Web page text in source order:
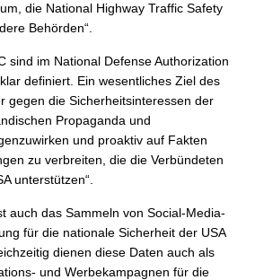
die National Highway Traffic Safety
Behörden“.
sind im National Defense Authorization
definiert. Ein wesentliches Ziel des
gegen die Sicherheitsinteressen der
Propaganda und
und proaktiv auf Fakten
zu verbreiten, die die Verbündeten
unterstützen“.
auch das Sammeln von Social-Media-
für die nationale Sicherheit der USA
dienen diese Daten auch als
und Werbekampagnen für die